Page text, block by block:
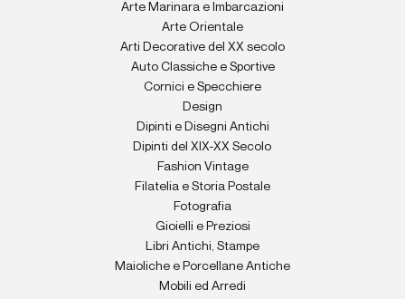
Arte Marinara e Imbarcazioni
Arte Orientale
Arti Decorative del XX secolo
Auto Classiche e Sportive
Cornici e Specchiere
Design
Dipinti e Disegni Antichi
Dipinti del XIX-XX Secolo
Fashion Vintage
Filatelia e Storia Postale
Fotografia
Gioielli e Preziosi
Libri Antichi, Stampe
Maioliche e Porcellane Antiche
Mobili ed Arredi